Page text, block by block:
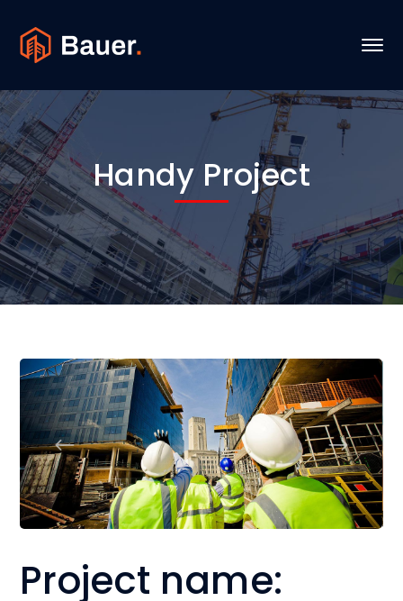
Handy Project
Project name: